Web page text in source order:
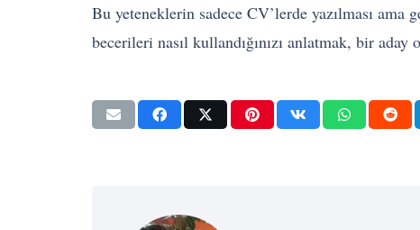
Bu yeteneklerin sadece CV’lerde yazılması
becerileri nasıl kullandığınızı anlatmak, bir aday